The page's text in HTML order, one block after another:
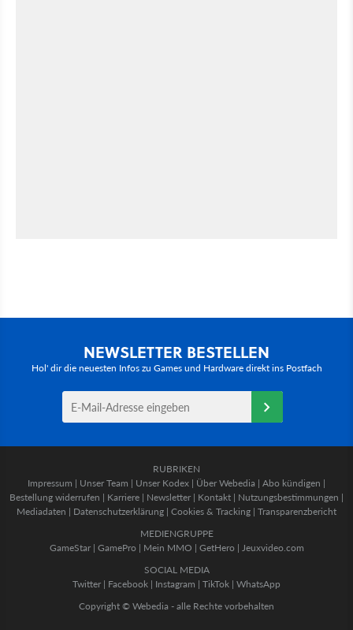
NEWSLETTER BESTELLEN
Hol' dir die neuesten Infos zu Games und Hardware direkt ins Postfach
RUBRIKEN
Impressum | Unser Team | Unser Kodex | Über Webedia | Abo kündigen |
Bestellung widerrufen | Karriere | Newsletter | Kontakt | Nutzungsbestimmungen |
Mediadaten | Datenschutzerklärung | Cookies & Tracking | Transparenzbericht
MEDIENGRUPPE
GameStar| GamePro | Mein MMO | GetHero | Jeuxvideo.com
SOCIAL MEDIA
Twitter | Facebook | Instagram | TikTok | WhatsApp
Copyright © Webedia - alle Rechte vorbehalten